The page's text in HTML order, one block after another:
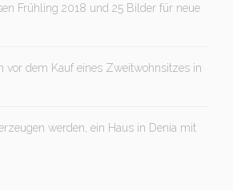
Frühling 2018 und 25 Bilder für neue
vor dem Kauf eines Zweitwohnsitzes in
werden, ein Haus in Denia mit